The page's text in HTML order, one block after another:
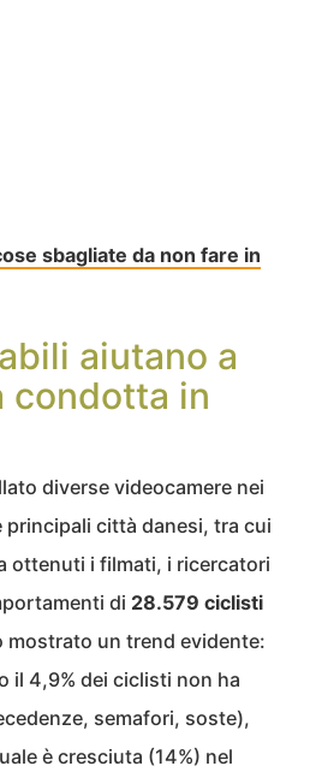
sbagliate da non fare in
aiutano a
condotta in
diverse videocamere nei
città danesi, tra cui
ottenuti i filmati, i ricercatori
di 28.579 ciclisti
mostrato un trend evidente:
il 4,9% dei ciclisti non ha
semafori, soste),
è cresciuta (14%) nel